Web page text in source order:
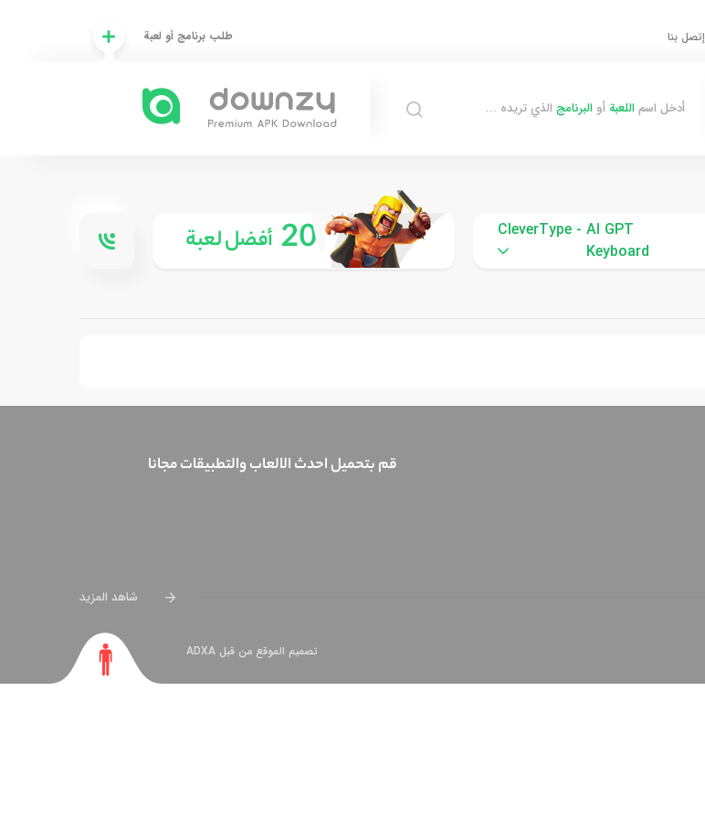
إتصل بنا طلب برنامج أو لعبة
أدخل اسم اللعبة أو البرنامج الذي تريده ...
CleverType - AI GPT
Keyboard
20 أفضل لعبة
قم بتحميل احدث الالعاب والتطبيقات مجانا
شاهد المزيد
تصميم الموقع من قبل ADXA